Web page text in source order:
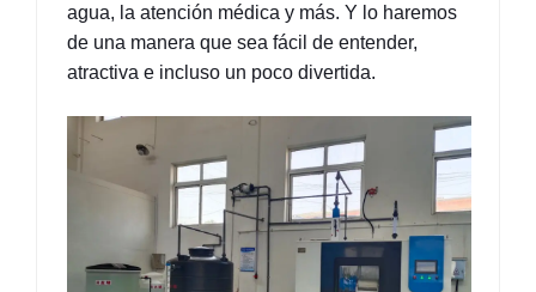
agua, la atención médica y más. Y lo haremos
de una manera que sea fácil de entender,
atractiva e incluso un poco divertida.